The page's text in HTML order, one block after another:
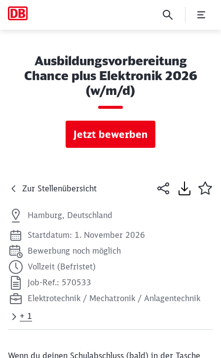
Ausbildungsvorbereitung
Chance plus Elektronik 2026
(w/m/d)
Jetzt bewerben
Zur Stellenübersicht
Hamburg, Deutschland
Startdatum: 1. November 2026
Bewerbung noch möglich
Vollzeit (Befristet)
Job-Ref.: 570533
Elektrotechnik / Mechatronik / Anlagentechnik
+ 1
Wenn du deinen Schulabschluss (bald) in der Tasche